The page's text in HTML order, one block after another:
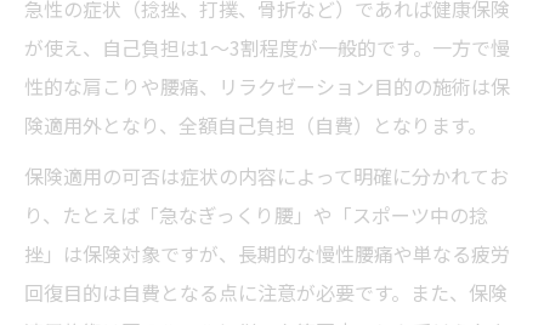
整骨院費用が抑えられる仕組みを解説
保険適用整骨院ならではの通院サポート体
制
自費診療の整骨院費用が高い理由を解説
整骨院の自費施術内容と料金の特徴を知る
急性の症状（捻挫、打撲、骨折など）であれば健康保険
が使え、自己負担は1～3割程度が一般的です。一方で慢
性的な肩こりや腰痛、リラクゼーション目的の施術は保
険適用外となり、全額自己負担（自費）となります。
保険適用の可否は症状の内容によって明確に分かれてお
り、たとえば「急なぎっくり腰」や「スポーツ中の捻
挫」は保険対象ですが、長期的な慢性腰痛や単なる疲労
回復目的は自費となる点に注意が必要です。また、保険